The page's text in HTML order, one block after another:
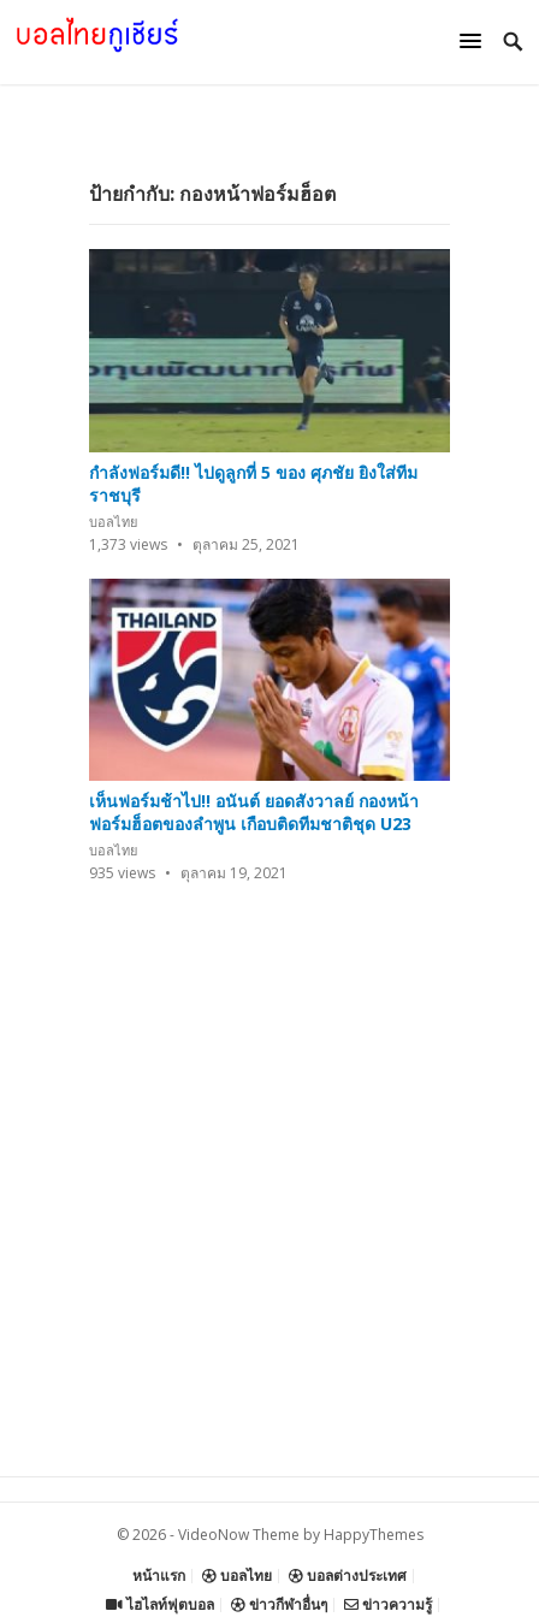
ป้ายกำกับ: กองหน้าฟอร์มฮ็อต
กำลังฟอร์มดี!! ไปดูลูกที่ 5 ของ ศุภชัย ยิงใส่ทีม
ราชบุรี
บอลไทย
1,373 views ตุลาคม 25, 2021
เห็นฟอร์มช้าไป!! อนันต์ ยอดสังวาลย์ กองหน้า
ฟอร์มฮ็อตของลำพูน เกือบติดทีมชาติชุด U23
บอลไทย
935 views ตุลาคม 19, 2021
© 2026 -VideoNow Theme by HappyThemes
หน้าแรก
บอลไทย
บอลต่างประเทศ
ไฮไลท์ฟุตบอล
ข่าวกีฬาอื่นๆ ข่าวความรู้